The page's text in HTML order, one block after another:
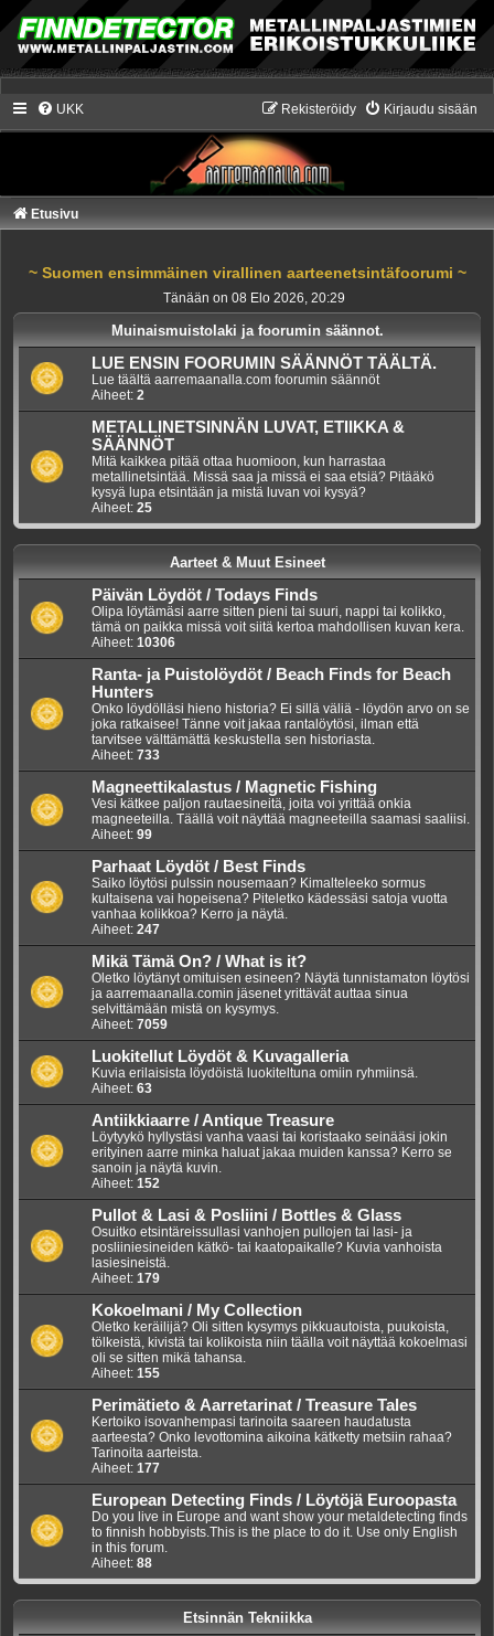
UKK Kirjaudu sisään
Rekisteröidy
Etusivu
~ Suomen ensimmäinen virallinen aarteenetsintäfoorumi ~
Tänään on 08 Elo 2026, 20:29
Muinaismuistolaki ja foorumin säännot.
LUE ENSIN FOORUMIN SÄÄNNÖT TÄÄLTÄ.
Lue täältä aarremaanalla.com foorumin säännöt
Aiheet: 2
METALLINETSINNÄN LUVAT, ETIIKKA &
SÄÄNNÖT
Mitä kaikkea pitää ottaa huomioon, kun harrastaa
metallinetsintää. Missä saa ja missä ei saa etsiä? Pitääkö
kysyä lupa etsintään ja mistä luvan voi kysyä?
Aiheet: 25
Aarteet & Muut Esineet
Päivän Löydöt / Todays Finds
Olipa löytämäsi aarre sitten pieni tai suuri, nappi tai kolikko,
tämä on paikka missä voit siitä kertoa mahdollisen kuvan kera.
Aiheet: 10306
Ranta- ja Puistolöydöt / Beach Finds for Beach
Hunters
Onko löydölläsi hieno historia? Ei sillä väliä - löydön arvo on se
joka ratkaisee! Tänne voit jakaa rantalöytösi, ilman että
tarvitsee välttämättä keskustella sen historiasta.
Aiheet: 733
Magneettikalastus / Magnetic Fishing
Vesi kätkee paljon rautaesineitä, joita voi yrittää onkia
magneeteilla. Täällä voit näyttää magneeteilla saamasi saaliisi.
Aiheet: 99
Parhaat Löydöt / Best Finds
Saiko löytösi pulssin nousemaan? Kimalteleeko sormus
kultaisena vai hopeisena? Piteletko kädessäsi satoja vuotta
vanhaa kolikkoa? Kerro ja näytä.
Aiheet: 247
Mikä Tämä On? / What is it?
Oletko löytänyt omituisen esineen? Näytä tunnistamaton löytösi
ja aarremaanalla.comin jäsenet yrittävät auttaa sinua
selvittämään mistä on kysymys.
Aiheet: 7059
Luokitellut Löydöt & Kuvagalleria
Kuvia erilaisista löydöistä luokiteltuna omiin ryhmiinsä.
Aiheet: 63
Antiikkiaarre / Antique Treasure
Löytyykö hyllystäsi vanha vaasi tai koristaako seinääsi jokin
erityinen aarre minka haluat jakaa muiden kanssa? Kerro se
sanoin ja näytä kuvin.
Aiheet: 152
Pullot & Lasi & Posliini / Bottles & Glass
Osuitko etsintäreissullasi vanhojen pullojen tai lasi- ja
posliiniesineiden kätkö- tai kaatopaikalle? Kuvia vanhoista
lasiesineistä.
Aiheet: 179
Kokoelmani / My Collection
Oletko keräilijä? Oli sitten kysymys pikkuautoista, puukoista,
tölkeistä, kivistä tai kolikoista niin täälla voit näyttää kokoelmasi
oli se sitten mikä tahansa.
Aiheet: 155
Perimätieto & Aarretarinat / Treasure Tales
Kertoiko isovanhempasi tarinoita saareen haudatusta
aarteesta? Onko levottomina aikoina kätketty metsiin rahaa?
Tarinoita aarteista.
Aiheet: 177
European Detecting Finds / Löytöjä Euroopasta
Do you live in Europe and want show your metaldetecting finds
to finnish hobbyists.This is the place to do it. Use only English
in this forum.
Aiheet: 88
Etsinnän Tekniikka